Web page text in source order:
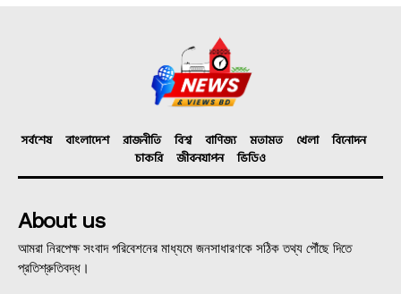
সর্বশেষ বাংলাদেশ রাজনীতি বিশ্ব বাণিজ্য মতামত খেলা
বিনোদন
চাকরি
জীবনযাপন ভিডিও
About us
আমরা নিরপেক্ষ সংবাদ পরিবেশনের মাধ্যমে জনসাধারণকে সঠিক তথ্য পৌঁছে দিতে
প্রতিশ্রুতিবদ্ধ।